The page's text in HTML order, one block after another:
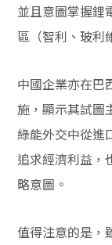
並且意圖掌握鋰
區（智利、玻利
中國企業亦在巴
施，顯示其試圖
綠能外交中從進
追求經濟利益，
略意圖。
值得注意的是，